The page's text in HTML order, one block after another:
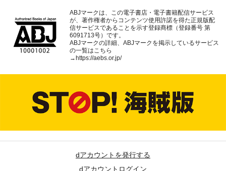
ABJマークは、この電子書店・電子書籍配信サービス
が、著作権者からコンテンツ使用許諾を得た正規版配
信サービスであることを示す登録商標（登録番号 第
6091713号）です。
ABJマークの詳細、ABJマークを掲示しているサービス
の一覧はこちら
→https://aebs.or.jp/
dアカウントを発行する
dアカウントログイン